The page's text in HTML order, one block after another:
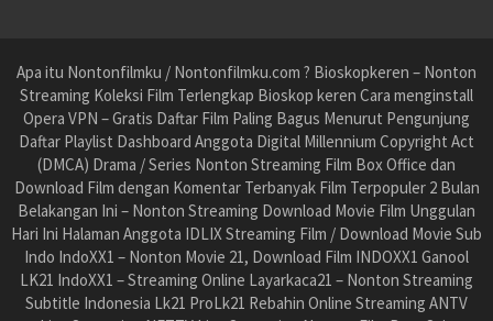
Apa itu Nontonfilmku / Nontonfilmku.com ? Bioskopkeren – Nonton
Streaming Koleksi Film Terlengkap Bioskop keren Cara menginstall
Opera VPN – Gratis Daftar Film Paling Bagus Menurut Pengunjung
Daftar Playlist Dashboard Anggota Digital Millennium Copyright Act
(DMCA) Drama / Series Nonton Streaming Film Box Office dan
Download Film dengan Komentar Terbanyak Film Terpopuler 2 Bulan
Belakangan Ini – Nonton Streaming Download Movie Film Unggulan
Hari Ini Halaman Anggota IDLIX Streaming Film / Download Movie Sub
Indo IndoXX1 – Nonton Movie 21, Download Film INDOXX1 Ganool
LK21 IndoXX1 – Streaming Online Layarkaca21 – Nonton Streaming
Subtitle Indonesia Lk21 ProLk21 Rebahin Online Streaming ANTV